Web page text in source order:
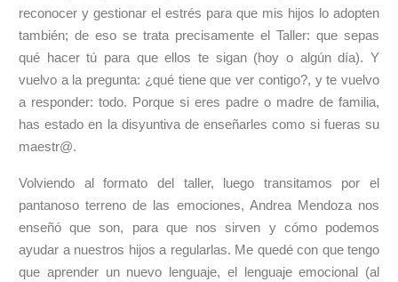
reconocer y gestionar el estrés para que mis hijos lo adopten
también; de eso se trata precisamente el Taller: que sepas
qué hacer tú para que ellos te sigan (hoy o algún día). Y
vuelvo a la pregunta: ¿qué tiene que ver contigo?, y te vuelvo
a responder: todo. Porque si eres padre o madre de familia,
has estado en la disyuntiva de enseñarles como si fueras su
maestr@.
Volviendo al formato del taller, luego transitamos por el
pantanoso terreno de las emociones, Andrea Mendoza nos
enseñó que son, para que nos sirven y cómo podemos
ayudar a nuestros hijos a regularlas. Me quedé con que tengo
que aprender un nuevo lenguaje, el lenguaje emocional (al